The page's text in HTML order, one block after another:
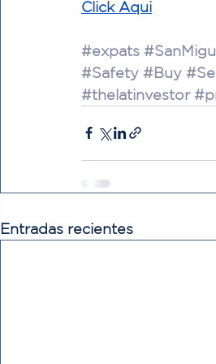
Click Aqui
#expats
#Safety #Buy
#thelatinvestor
Entradas recientes